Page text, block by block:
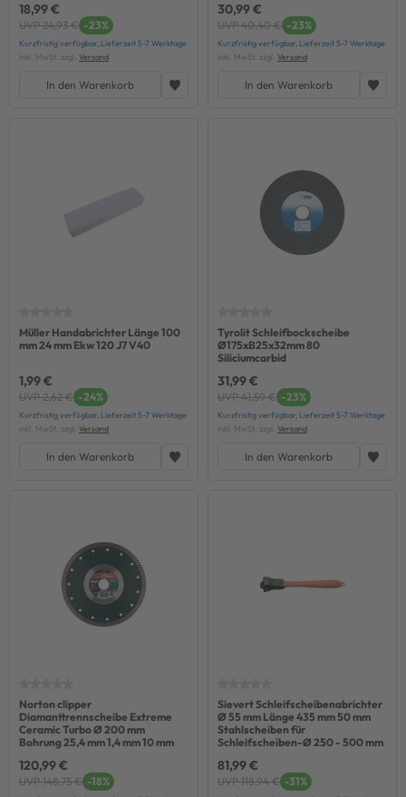
18,99 €
UVP 24,93 € -23%
Kurzfristig verfügbar, Lieferzeit 5-7 Werktage
inkl. MwSt. zzgl. Versand
In den Warenkorb
30,99 €
UVP 40,40 € -23%
Kurzfristig verfügbar, Lieferzeit 5-7 Werktage
inkl. MwSt. zzgl. Versand
In den Warenkorb
Müller Handabrichter Länge 100
mm 24 mm Ekw 120 J7 V40
1,99 €
UVP 2,62 € -24%
Kurzfristig verfügbar, Lieferzeit 5-7 Werktage
inkl. MwSt. zzgl. Versand
In den Warenkorb
Tyrolit Schleifbockscheibe
Ø175xB25x32mm 80
Siliciumcarbid
31,99 €
UVP 41,59 € -23%
Kurzfristig verfügbar, Lieferzeit 5-7 Werktage
inkl. MwSt. zzgl. Versand
In den Warenkorb
Norton clipper
Diamanttrennscheibe Extreme
Ceramic Turbo Ø 200 mm
Bohrung 25,4 mm 1,4 mm 10 mm
120,99 €
UVP 148,75 € -18%
Sievert Schleifscheibenabrichter
Ø 55 mm Länge 435 mm 50 mm
Stahlscheiben für
Schleifscheiben-Ø 250 - 500 mm
81,99 €
UVP 118,94 € -31%